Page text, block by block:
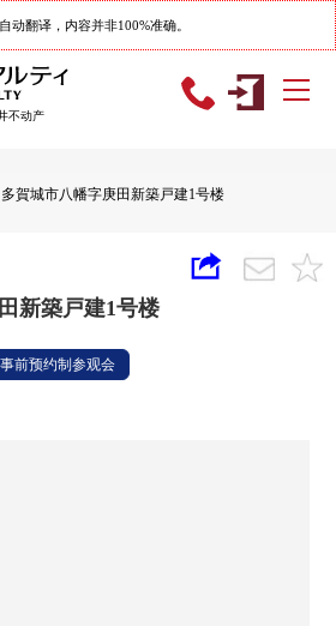
动翻译，内容并非100%准确。
不动产
多賀城市八幡字庚田新築戸建1号楼
新築戸建1号楼
事前预约制参观会